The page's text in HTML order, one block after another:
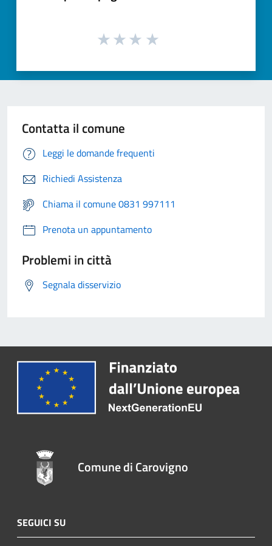
Contatta il comune
Leggi le domande frequenti
Richiedi Assistenza
Chiama il comune 0831 997111
Prenota un appuntamento
Problemi in città
Segnala disservizio
Comune di Carovigno
SEGUICI SU